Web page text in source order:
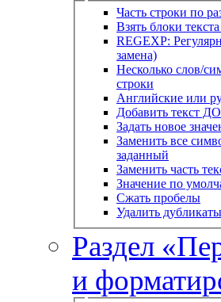
Часть строки по
Взять блоки
REGEXP:
замена)
Несколько слов/
строки
Английские или
Добавить текст
Задать новое
Заменить все
заданный
Заменить часть
Значение по
Сжать пробелы
Удалить
Раздел
и